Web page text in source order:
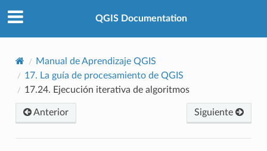
QGIS Documentation
Manual de Aprendizaje QGIS
17. La guía de procesamiento de QGIS
17.24. Ejecución iterativa de algoritmos
Anterior Siguiente